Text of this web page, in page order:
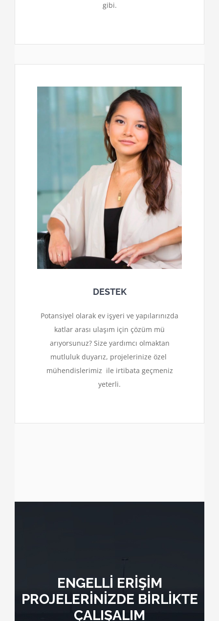
gibi.
DESTEK
Potansiyel olarak ev işyeri ve yapılarınızda
katlar arası ulaşım için çözüm mü
arıyorsunuz? Size yardımcı olmaktan
mutluluk duyarız, projelerinize özel
mühendislerimiz ile irtibata geçmeniz
yeterli.
ENGELLİ ERİŞİM
PROJELERİNİZDE BİRLİKTE
ÇALIŞALIM